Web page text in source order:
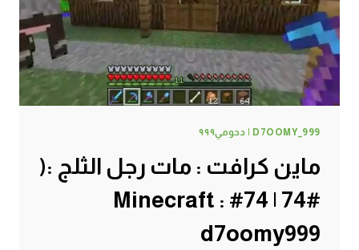
:
D7OOMY999
D7OOMY_999 | دحومي٩٩٩
ماين كرافت : مات رجل الثلج :(
#74 | 74# Minecraft :
d7oomy999